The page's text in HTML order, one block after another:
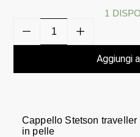
1
Aggiungi
Cappello Stetson
in pelle